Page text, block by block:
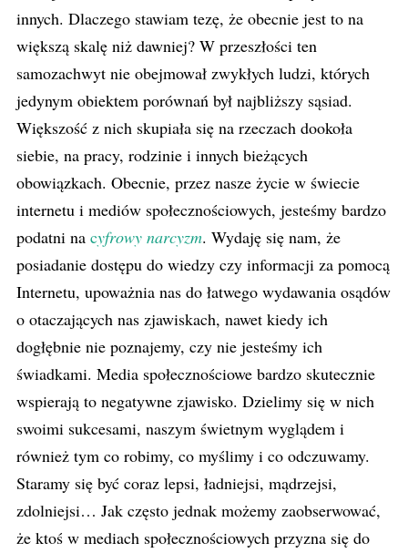
innych. Dlaczego stawiam tezę, że obecnie jest to na
większą skalę niż dawniej? W przeszłości ten
samozachwyt nie obejmował zwykłych ludzi, których
jedynym obiektem porównań był najbliższy sąsiad.
Większość z nich skupiała się na rzeczach dookoła
siebie, na pracy, rodzinie i innych bieżących
obowiązkach. Obecnie, przez nasze życie w świecie
internetu i mediów społecznościowych, jesteśmy bardzo
podatni na cyfrowy narcyzm. Wydaję się nam, że
posiadanie dostępu do wiedzy czy informacji za pomocą
Internetu, upoważnia nas do łatwego wydawania osądów
o otaczających nas zjawiskach, nawet kiedy ich
dogłębnie nie poznajemy, czy nie jesteśmy ich
świadkami. Media społecznościowe bardzo skutecznie
wspierają to negatywne zjawisko. Dzielimy się w nich
swoimi sukcesami, naszym świetnym wyglądem i
również tym co robimy, co myślimy i co odczuwamy.
Staramy się być coraz lepsi, ładniejsi, mądrzejsi,
zdolniejsi… Jak często jednak możemy zaobserwować,
że ktoś w mediach społecznościowych przyzna się do